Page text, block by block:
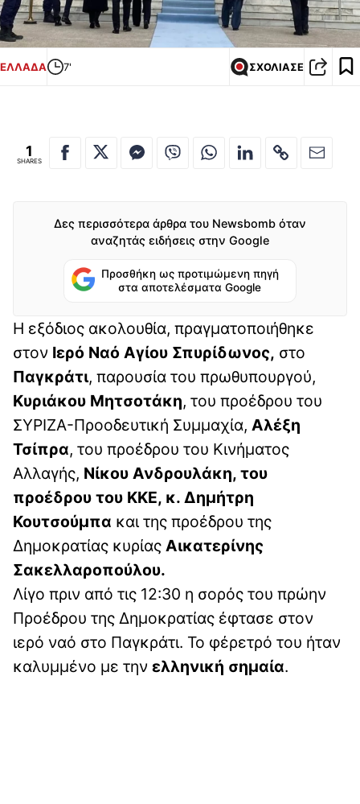
ΕΛΛΑΔΑ 7' ΣΧΟΛΙΑΣΕ
1
SHARES
Δες περισσότερα άρθρα του Newsbomb όταν
αναζητάς ειδήσεις στην Google
Προσθήκη ως προτιμώμενη πηγή
στα αποτελέσματα Google
Η εξόδιος ακολουθία, πραγματοποιήθηκε
στον Ιερό Ναό Αγίου Σπυρίδωνος, στο
Παγκράτι, παρουσία του πρωθυπουργού,
Κυριάκου Μητσοτάκη, του προέδρου του
ΣΥΡΙΖΑ-Προοδευτική Συμμαχία, Αλέξη
Τσίπρα, του προέδρου του Κινήματος
Αλλαγής, Νίκου Ανδρουλάκη, του
προέδρου του ΚΚΕ, κ. Δημήτρη
Κουτσούμπα και της προέδρου της
Δημοκρατίας κυρίας Αικατερίνης
Σακελλαροπούλου.
Λίγο πριν από τις 12:30 η σορός του πρώην
Προέδρου της Δημοκρατίας έφτασε στον
ιερό ναό στο Παγκράτι. Το φέρετρό του ήταν
καλυμμένο με την ελληνική σημαία.